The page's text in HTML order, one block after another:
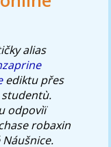
alias
ediktu přes
odpovìï
robaxin